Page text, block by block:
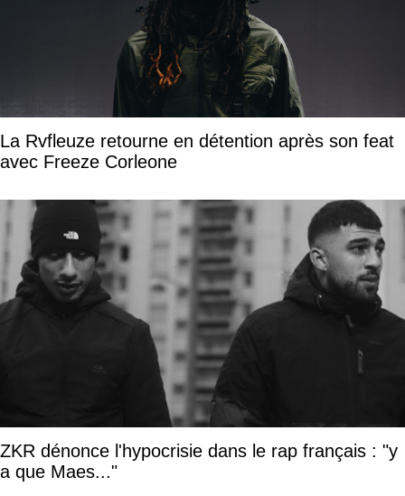
La Rvfleuze retourne en détention après son feat
avec Freeze Corleone
ZKR dénonce l'hypocrisie dans le rap français : "y
a que Maes..."